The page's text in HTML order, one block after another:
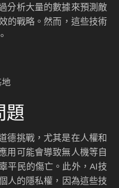
分析大量的數據來預測敵
的戰略。然而，這些技術
題
德挑戰，尤其是在人權和
用可能會導致無人機等自
平民的傷亡。此外，AI技
人的隱私權，因為這些技